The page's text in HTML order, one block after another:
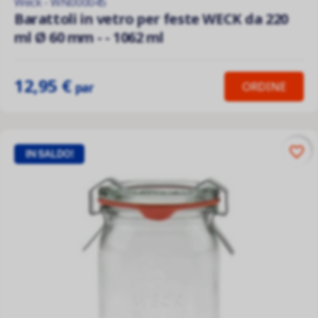
Barattoli in vetro per feste WECK da 220
ml Ø 60 mm - - 1062 ml
12,95 €par ORDINE
IN SALDO! favorite_border